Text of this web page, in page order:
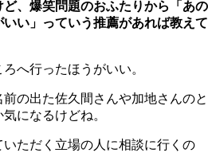
、爆笑問題のおふたりから「あの
い」っていう推薦があれば教えて
へ行ったほうがいい。
の出た佐久間さんや加地さんのと
になるけどね。
ただく立場の人に相談に行くの